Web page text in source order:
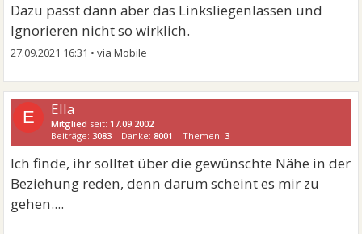
Dazu passt dann aber das Linksliegenlassen und
Ignorieren nicht so wirklich.
27.09.2021 16:31 •
E Ella
Mitglied seit: 17.09.2002
Beiträge:3083 Danke:8001 Themen:3
Ich finde, ihr solltet über die gewünschte Nähe in der
Beziehung reden, denn darum scheint es mir zu
gehen....